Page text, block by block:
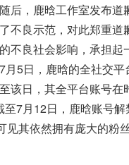
后，鹿晗工作室发布道
不良示范，对此郑重道
不良社会影响，承担起
月5日，鹿晗的全社交平
该日，其全平台账号在
至7月12日，鹿晗账号
见其依然拥有庞大的粉